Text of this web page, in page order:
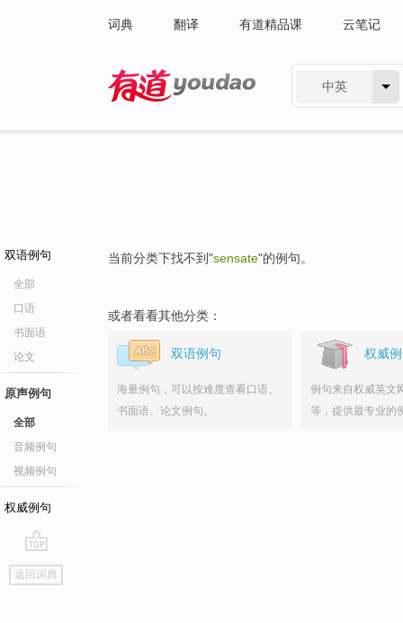
词典 翻译 有道精品课 云笔记
中英
双语例句
全部
口语
书面语
论文
原声例句
全部
音频例句
视频例句
权威例句
go
top
返回词典
当前分类下找不到"sensate"的例句。
或者看看其他分类：
双语例句
海量例句，可以按难度查看口语、
书面语、论文例句。
权威
例句来自权威英文
等，提供最专业的